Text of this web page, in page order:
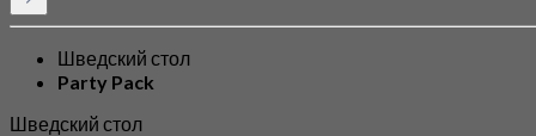
Шведский стол
Party Pack
Шведский стол